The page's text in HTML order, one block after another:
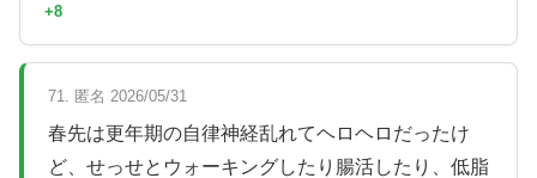
+8
71. 匿名 2026/05/31
春先は更年期の自律神経乱れてヘロヘロだったけ
ど、せっせとウォーキングしたり腸活したり、低脂